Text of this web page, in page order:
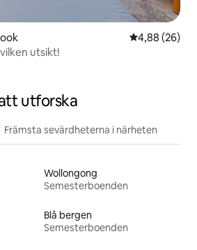
4,88 av 5 i
4,88 (26)
utsikt!
utforska
Främsta sevärdheterna i närheten
Wollongong
Semesterboenden
Blå bergen
Semesterboenden